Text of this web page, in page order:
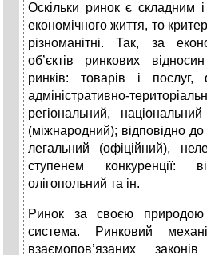
Оскільки ринок є складним
економічного життя, то
різноманітні. Так, за
об’єктів ринкових
ринків: товарів і послуг,
адміністративно-
регіональний,
(міжнародний); відповідно
легальний (офіційний),
ступенем конкуренції:
олігопольний та ін.
Ринок за своєю
система. Ринковий
взаємопов’язаних